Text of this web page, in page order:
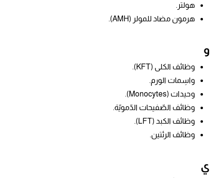
هولتر.
هرمون مضاد للمولر (AMH).
و
وظائف الكلى (KFT).
واسِمات الورم.
وحيدات (Monocytes).
وظائف الصّفيحات الدّمويّة.
وظائف الكبد (LFT).
وظائف الرئتين.
ي